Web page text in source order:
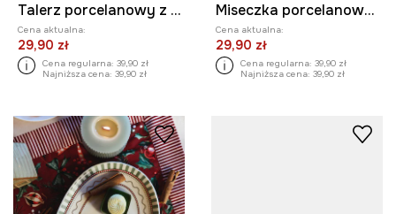
Talerz porcelanowy z ozdobnym wzorem
Cena aktualna:
29,90 zł
Cena regularna: 39,90 zł
Najniższa cena: 39,90 zł
Miseczka porcelanowa 440 ml
Cena aktualna:
29,90 zł
Cena regularna: 39,90 zł
Najniższa cena: 39,90 zł